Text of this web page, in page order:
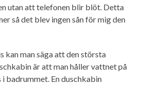
utan att telefonen blir blöt. Detta
så det blev ingen sån för mig den
kan man säga att den största
är att man håller vattnet på
i badrummet. En duschkabin